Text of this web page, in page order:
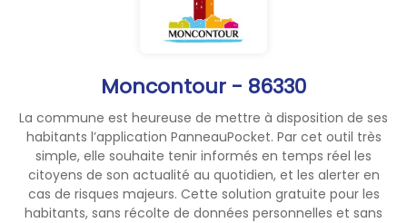
Moncontour - 86330
La commune est heureuse de mettre à disposition de ses
habitants l’application PanneauPocket. Par cet outil très
simple, elle souhaite tenir informés en temps réel les
citoyens de son actualité au quotidien, et les alerter en
cas de risques majeurs. Cette solution gratuite pour les
habitants, sans récolte de données personnelles et sans